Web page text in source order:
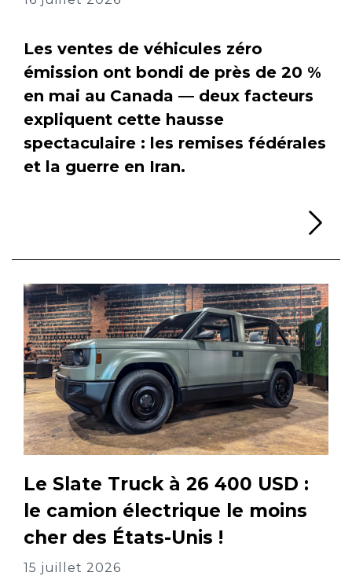
Les ventes de véhicules zéro
émission ont bondi de près de 20 %
en mai au Canada — deux facteurs
expliquent cette hausse
spectaculaire : les remises fédérales
et la guerre en Iran.
Le Slate Truck à 26 400 USD :
le camion électrique le moins
cher des États-Unis !
15 juillet 2026